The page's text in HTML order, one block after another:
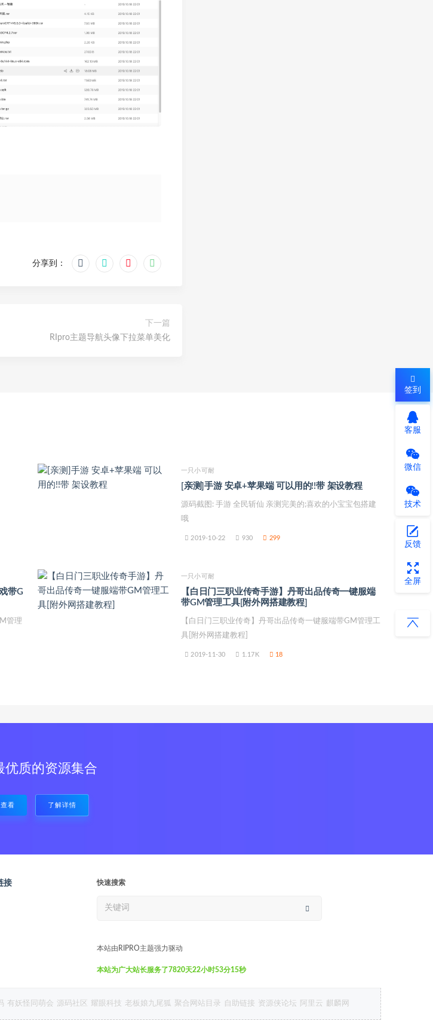
分享到：
下一篇
RIpro主题导航头像下拉菜单美化
一只小可耐
[亲测]手游 安卓+苹果端 可以用的!!带 架设教程
源码截图: 手游 全民斩仙 亲测完美的;喜欢的小宝宝包搭建
哦
2019-10-22 930 299
带G
管理
一只小可耐
【白日门三职业传奇手游】丹哥出品传奇一键服端
带GM管理工具[附外网搭建教程]
【白日门三职业传奇】丹哥出品传奇一键服端带GM管理工
具[附外网搭建教程]
2019-11-30 1.17K 18
优质的资源集合
看 了解详情
接 快速搜索
本站由RIPRO主题强力驱动
本站为广大站长服务了7820天22小时53分17秒
有妖怪同萌会 源码社区 耀眼科技 老板娘九尾狐 聚合网站目录 自助链接 资源侠论坛 阿里云 麒麟网
签到
客服
微信
技术
反馈
全屏